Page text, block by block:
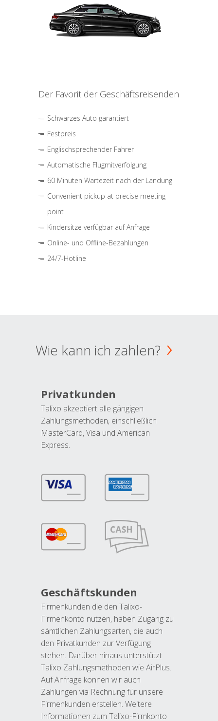
Der Favorit der Geschäftsreisenden
Schwarzes Auto garantiert
Festpreis
Englischsprechender Fahrer
Automatische Flugmitverfolgung
60 Minuten Wartezeit nach der Landung
Convenient pickup at precise meeting
point
Kindersitze verfügbar auf Anfrage
Online- und Offline-Bezahlungen
24/7-Hotline
Wie kann ich zahlen?
Privatkunden
Talixo akzeptiert alle gängigen
Zahlungsmethoden, einschließlich
MasterCard, Visa und American
Express.
Geschäftskunden
Firmenkunden die den Talixo-
Firmenkonto nutzen, haben Zugang zu
sämtlichen Zahlungsarten, die auch
den Privatkunden zur Verfügung
stehen. Darüber hinaus unterstützt
Talixo Zahlungsmethoden wie AirPlus.
Auf Anfrage können wir auch
Zahlungen via Rechnung für unsere
Firmenkunden erstellen. Weitere
Informationen zum Talixo-Firmkonto